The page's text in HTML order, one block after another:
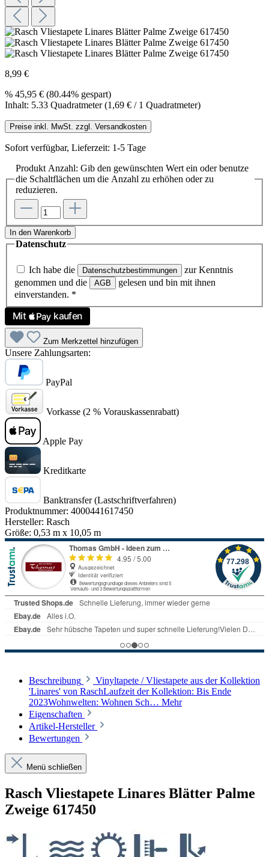
8,99 €
% 45,95 € (80.44% gespart)
Inhalt: 5.33 Quadratmeter(1,69 € / 1 Quadratmeter)
Preise inkl. MwSt. zzgl. Versandkosten
Sofort verfügbar, Lieferzeit: 1-5 Tage
Produkt Anzahl: Gib den gewünschten Wert ein oder benutze
die Schaltflächen um die Anzahl zu erhöhen oder zu
reduzieren.
In den Warenkorb
Datenschutz
Ich habe die Datenschutzbestimmungen
zur Kenntnis
genommen und die
AGB
gelesen und bin mit ihnen
einverstanden. *
Zum Merkzettel hinzufügen
Unsere Zahlungsarten:
PayPal
Vorkasse (2 % Vorauskassenrabatt)
Apple Pay
Kreditkarte
Banktransfer (Lastschriftverfahren)
Produktnummer: 4000441617450
Hersteller: Rasch
Größe: 0,53 m x 10,05 m
Beschreibung
Vinyltapete / Vliestapete aus der Kollektion
'Linares' von RaschLaufzeit der Kollektion: Bis Ende
2023Wohnwelten: Wohnen Sch… Mehr
Eigenschaften
Artikel-Hersteller
Bewertungen
Menü schließen
Rasch Vliestapete Linares Blätter Palme
Zweige 617450